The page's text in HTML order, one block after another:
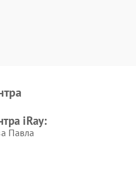
iRay:
Павла